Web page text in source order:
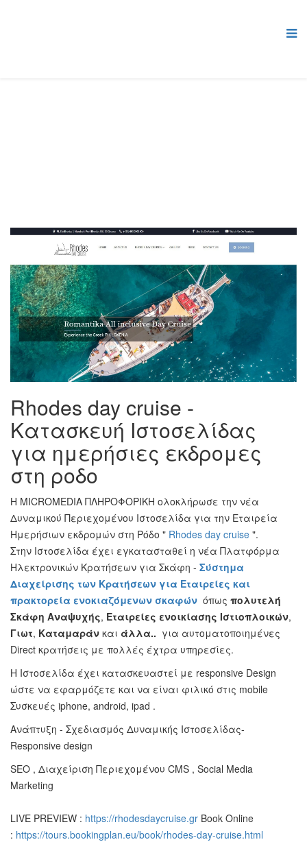
Rhodes day cruise -
Κατασκευή Ιστοσελίδας
για ημερήσιες εκδρομες
στη ροδο
Η ΜICROMEDIA ΠΛΗΡΟΦΟΡΙΚΗ ολοκλήρωσε την νέα
Δυναμικού Περιεχομένου Ιστοσελίδα για την Εταιρεία
Ημερήσιων εκδρομών στη Ρόδο " Rhodes day cruise ".
Στην Ιστοσελίδα έχει εγκατασταθεί η νέα Πλατφόρμα
Ηλεκτρονικών Κρατήσεων για Σκάφη - Σύστημα
Διαχείρισης των Κρατήσεων για Εταιρείες και
πρακτορεία ενοκιαζόμενων σκαφών όπως πολυτελή
Σκάφη Αναψυχής, Εταιρείες ενοικίασης Ιστιοπλοικών,
Γιωτ, Καταμαράν και άλλα.. για αυτοματοποιημένες
Direct κρατήσεις με πολλές έχτρα υπηρεσίες.
Η Ιστοσελίδα έχει κατασκευαστεί με responsive Design
ώστε να εφαρμόζετε και να είναι φιλικό στις mobile
Συσκευές iphone, android, ipad .
Ανάπτυξη - Σχεδιασμός Δυναμικής Ιστοσελίδας-
Responsive design
SEO , Διαχείριση Περιεχομένου CMS , Social Media
Marketing
LIVE PREVIEW : https://rhodesdaycruise.gr Book Online
: https://tours.bookingplan.eu/book/rhodes-day-cruise.html